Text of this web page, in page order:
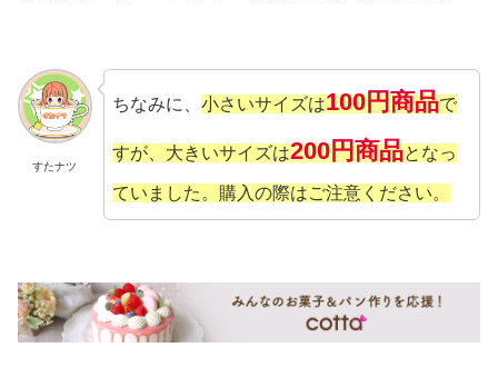
すたナツ
ちなみに、 小さいサイズは100円商品で
すが、大きいサイズは200円商品となっ
ていました。 購入の際はご注意ください。